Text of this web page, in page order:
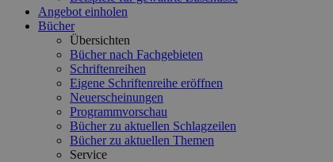
Angebot einholen
Bücher
Übersichten
Bücher nach Fachgebieten
Schriftenreihen
Eigene Schriftenreihe eröffnen
Neuerscheinungen
Programmvorschau
Bücher zu aktuellen Schlagzeilen
Bücher zu aktuellen Themen
Service